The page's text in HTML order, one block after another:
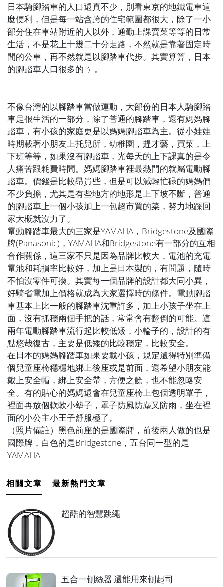
日本騎腳踏車的人口還真不少，別看東京的地鐵電車這
麼便利，但是每一站含跨的住宅範圍都很大，除了一小
部分住在車站附近的人以外，通勤上課賣菜等等的日常
生活，不是花上十幾二十分走路，不然就是靠著固定時
間的公車，再不然就是以腳踏車代步。其實算算，日本
的腳踏車人口很多的ㄋ 。
不像台灣的以腳踏車當做運動，大部份的日本人騎腳踏
車是很生活的一部分，除了普通的腳踏車，還有媽媽腳
踏車，有小孩的家庭更是以媽媽腳踏車為主。從小娃娃
時期載著小朋友上托兒所，幼稚園，趕才藝，買菜，上
下班等等，如果沒有腳踏車，光每天的上下課真的是令
人痛苦跟耗費時間。媽媽腳踏車裡最熱門的就屬電動腳
踏車。價錢是比較昂貴些，但是可以減輕忙碌的媽媽們
不少負擔，尤其是有些地方的地形是上下坡不斷，普通
的腳踏車上一個小孩加上一包超市買的菜，努力地踩回
家大概就沒力了。
電動腳踏車最大的三家是YAMAHA，Bridgestone及國際
牌(Panasonic)，YAMAHA和Bridgestone有一部分的互相
合作關係，這三家不只是因為品牌比較大，電池的充電
電池和耗損率比較好，加上是日本製的，有問題，隨時
不怕沒零件可換。其實每一個品牌的設計都大同小異，
好騎省電加上價格就成為大家選擇時的條件。電動腳踏
車基本上比一般的腳踏車沈重許多，加上小孩子坐在上
面，沒有抓穩兩個手把的話，常常會有翻倒的可能。這
兩年電動腳踏車流行起比較低矮，小輪子的，設計的有
點悠哉復古，主要是低矮的比較穩定，比較安全。
在日本的媽媽腳踏車如果要載小孩，規定還得特別準備
個兒童座椅穩穩地綁上後座或是前面，還希望小朋友能
戴上安全帽，綁上安全帶，方便之餘，也不能忽略安
全。有的貼心的媽媽還會在兒童座椅上包個透明罩子，
裡面再放個軟軟小墊子，罩子防風防塵又防雨，坐在裡
面的小公主小王子舒服極了。
（照片備註）黑色前座的是國際牌，前後兩人做的也是
國際牌，白色的是Bridgestone，五台同一型的是
YAMAHA
相關文章 最新熱門文章
超酷的智慧跳繩
五合一刨絲器 還能用來刨起司